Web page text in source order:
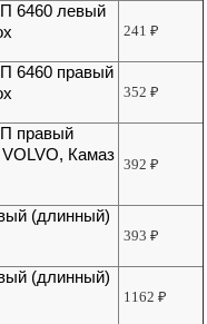
6460 левый
241₽
6460 правый
352₽
правый
Камаз
392₽
(длинный)
393₽
(длинный)
1162₽